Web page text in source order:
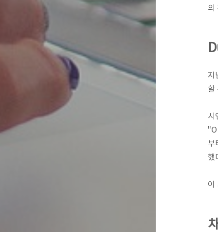
의
지
할
시
부
했
이